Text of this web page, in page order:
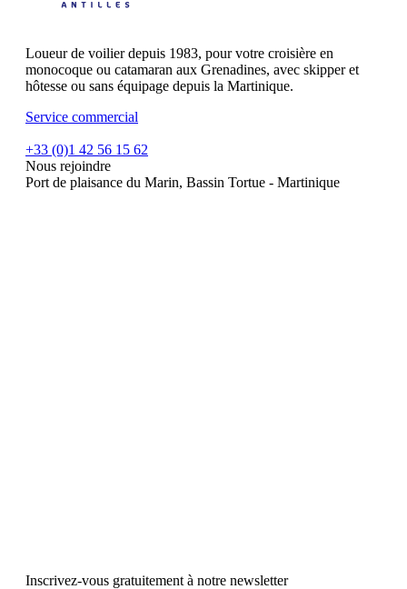
Loueur de voilier depuis 1983, pour votre croisière en
monocoque ou catamaran aux Grenadines, avec skipper et
hôtesse ou sans équipage depuis la Martinique.
Service commercial
+33 (0)1 42 56 15 62
Nous rejoindre
Port de plaisance du Marin, Bassin Tortue - Martinique
Inscrivez-vous gratuitement à notre newsletter